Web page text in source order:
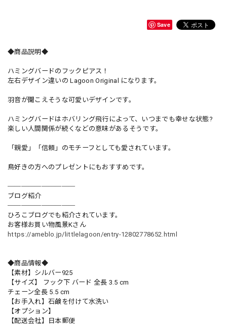
Save
◆商品説明◆
ハミングバードのフックピアス！
左右デザイン違いの Lagoon Original になります。
羽音が聞こえそうな可愛いデザインです。
ハミングバードはホバリング飛行によって、いつまでも幸せな状態?
楽しい人間関係が続くなどの意味があるそうです。
「親愛」「信頼」のモチーフとしても愛されています。
鳥好きの方へのプレゼントにもおすすめです。
──────────
ブログ紹介
──────────
ひろこブログでも紹介されています。
お客様お買い物風景Kさん
https://ameblo.jp/littlelagoon/entry-12802778652.html
◆商品情報◆
【素材】シルバー925
【サイズ】 フック下 バード 全長 3.5 cm
チェーン全長 5.5 cm
【お手入れ】石鹸を付けて水洗い
【オプション】
【配送会社】日本郵便